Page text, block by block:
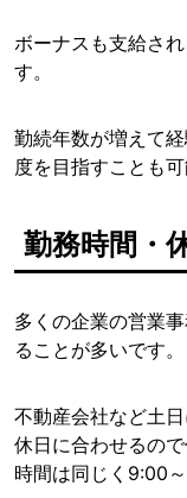
ボーナスも支給さ
す。
勤続年数が増えて
度を目指すことも可
勤務時間・
多くの企業の営業
ることが多いです。
不動産会社など土
休日に合わせるの
時間は同じく9:00